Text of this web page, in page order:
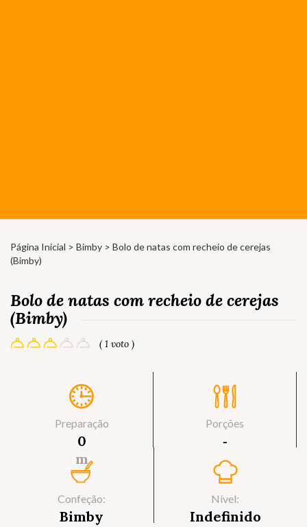
Página Inicial > Bimby > Bolo de natas com recheio de cerejas
(Bimby)
Bolo de natas com recheio de cerejas
(Bimby)
( 1 voto )
Preparação
0
m
Porções
‐
Confeção:
Bimby
Nível:
Indefinido